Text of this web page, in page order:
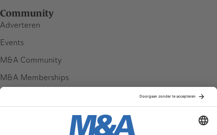
Community
Adverteren
Events
M&A Community
M&A Memberships